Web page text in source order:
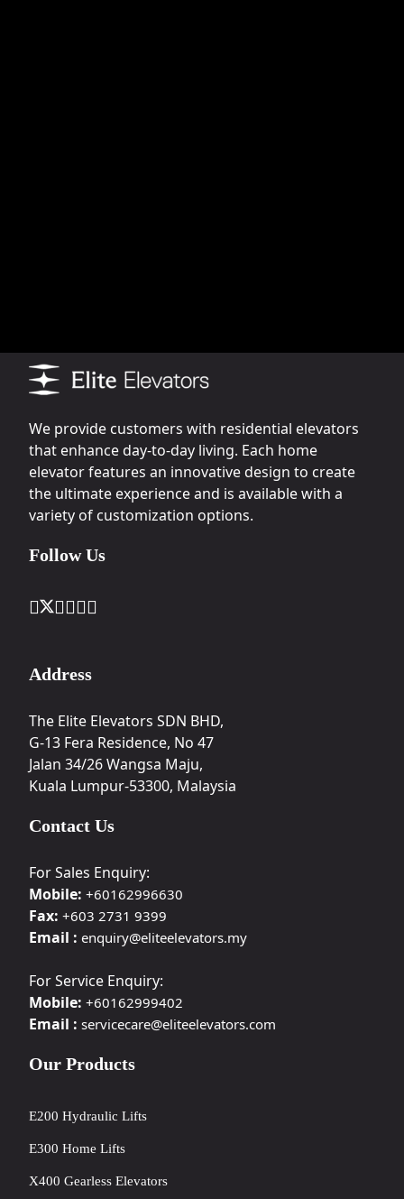
We provide customers with residential elevators
that enhance day-to-day living. Each home
elevator features an innovative design to create
the ultimate experience and is available with a
variety of customization options.
Follow Us
Address
The Elite Elevators SDN BHD,
G-13 Fera Residence, No 47
Jalan 34/26 Wangsa Maju,
Kuala Lumpur-53300, Malaysia
Contact Us
For Sales Enquiry:
Mobile: +60162996630
Fax: +603 2731 9399
Email : enquiry@eliteelevators.my
For Service Enquiry:
Mobile: +60162999402
Email : servicecare@eliteelevators.com
Our Products
E200 Hydraulic Lifts
E300 Home Lifts
X400 Gearless Elevators